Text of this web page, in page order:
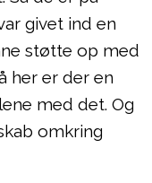
givet ind en
støtte op med
her er der en
med det. Og
omkring